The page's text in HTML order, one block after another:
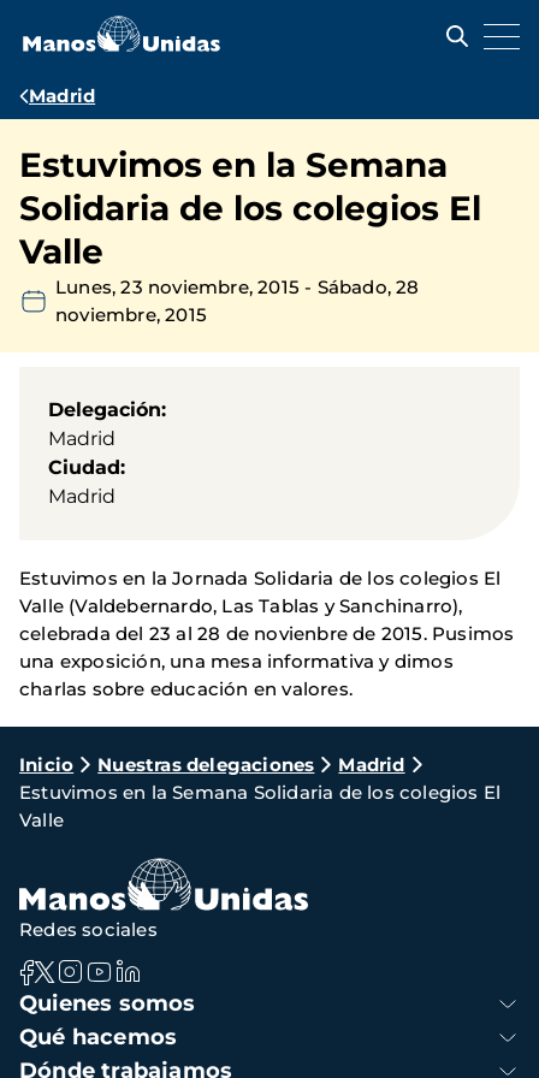
contenido
Ruta
navegación
Madrid
Estuvimos en la Semana
Solidaria de los colegios El
Valle
Lunes, 23 noviembre, 2015 - Sábado, 28
noviembre, 2015
Delegación
Madrid
Ciudad
Madrid
Estuvimos en la Jornada Solidaria de los colegios El
Valle (Valdebernardo, Las Tablas y Sanchinarro),
celebrada del 23 al 28 de novienbre de 2015. Pusimos
una exposición, una mesa informativa y dimos
charlas sobre educación en valores.
Ruta
de
navegación
Inicio Nuestras delegaciones
Madrid
Estuvimos en la Semana Solidaria de los colegios El
Valle
Navegación
principal
Quienes somos
Qué hacemos
Dónde trabajamos
Redes sociales